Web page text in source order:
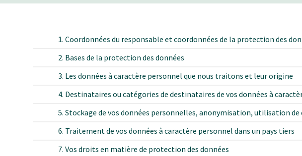
1. Coordonnées du responsable et coordonnées de la protection des
2. Bases de la protection des données
3. Les données à caractère personnel que nous traitons et leur origine
4. Destinataires ou catégories de destinataires de vos données à
5. Stockage de vos données personnelles, anonymisation, utilisation de
6. Traitement de vos données à caractère personnel dans un pays tiers
7. Vos droits en matière de protection des données